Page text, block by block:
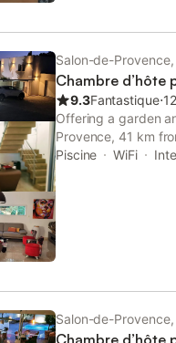
Salon-de-
Chambre d’hôte
9.3Fantastique⋅
Offering a garden
Provence, 41 km
Amphitheatre. It is
Piscine WiFi
Salon-de-
Chambre d’hôte